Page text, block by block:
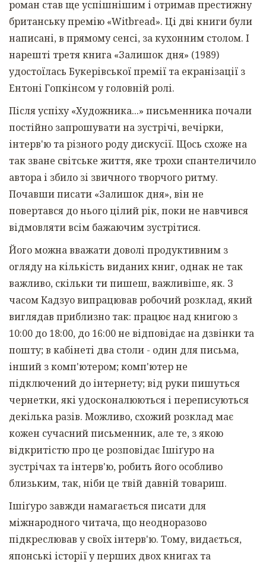
роман став ще успішнішим і отримав престижну
британську премію «Witbread». Ці дві книги були
написані, в прямому сенсі, за кухонним столом. І
нарешті третя книга «Залишок дня» (1989)
удостоїлась Букерівської премії та екранізації з
Ентоні Гопкінсом у головній ролі.
Після успіху «Художника...» письменника почали
постійно запрошувати на зустрічі, вечірки,
інтерв'ю та різного роду дискусії. Щось схоже на
так зване світське життя, яке трохи спантеличило
автора і збило зі звичного творчого ритму.
Почавши писати «Залишок дня», він не
повертався до нього цілий рік, поки не навчився
відмовляти всім бажаючим зустрітися.
Його можна вважати доволі продуктивним з
огляду на кількість виданих книг, однак не так
важливо, скільки ти пишеш, важливіше, як. З
часом Кадзуо випрацював робочий розклад, який
виглядав приблизно так: працює над книгою з
10:00 до 18:00, до 16:00 не відповідає на дзвінки та
пошту; в кабінеті два столи - один для письма,
інший з комп'ютером; комп'ютер не
підключений до інтернету; від руки пишуться
чернетки, які удосконалюються і переписуються
декілька разів. Можливо, схожий розклад має
кожен сучасний письменник, але те, з якою
відкритістю про це розповідає Ішіґуро на
зустрічах та інтерв'ю, робить його особливо
близьким, так, ніби це твій давній товариш.
Ішіґуро завжди намагається писати для
міжнародного читача, що неодноразово
підкреслював у своїх інтерв'ю. Тому, видається,
японські історії у перших двох книгах та